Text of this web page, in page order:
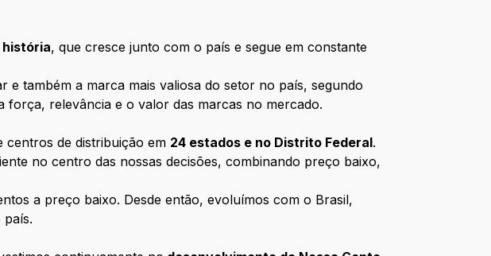
história, que cresce junto com o país e segue em constante
e também a marca mais valiosa do setor no país, segundo
força, relevância e o valor das marcas no mercado.
centros de distribuição em 24 estados e no Distrito Federal.
no centro das nossas decisões, combinando preço baixo,
a preço baixo. Desde então, evoluímos com o Brasil,
país.